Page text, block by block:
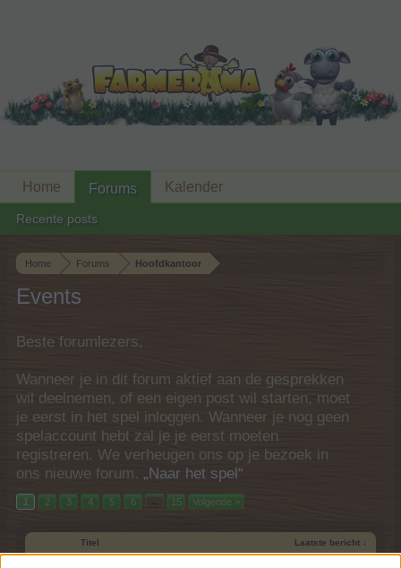
Home Forums Hoofdkantoor
Events
Beste forumlezers,
Wanneer je in dit forum aktief aan de gesprekken
wil deelnemen, of een eigen post wil starten, moet
je eerst in het spel inloggen. Wanneer je nog geen
spelaccount hebt zal je je eerst moeten
registreren. We verheugen ons op je bezoek in
ons nieuwe forum. „Naar het spel“
1 2 3 4 5 6 → 15 Volgende >
Titel Laatste bericht ↓
Home Forums
Recente posts
Kalender